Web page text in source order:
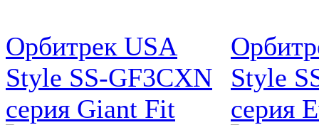
Орбитрек USA
Style SS-GF3CXN
серия Giant Fit
Style
серия